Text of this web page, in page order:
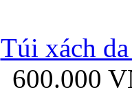
Ốp lưng Samsung
Túi xách
600.000